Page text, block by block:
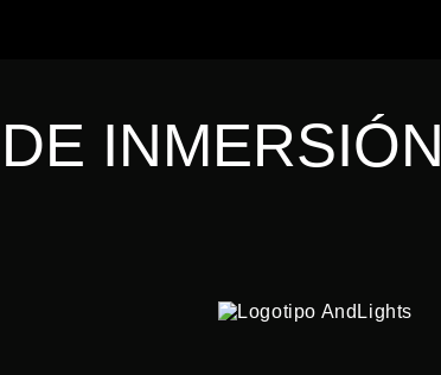
INMERSIÓN